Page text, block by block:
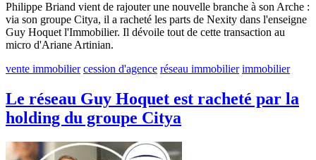
Philippe Briand vient de rajouter une nouvelle branche à son Arche :
via son groupe Citya, il a racheté les parts de Nexity dans l'enseigne
Guy Hoquet l'Immobilier. Il dévoile tout de cette transaction au
micro d'Ariane Artinian.
vente immobilier cession d'agence réseau immobilier immobilier
Le réseau Guy Hoquet est racheté par la
holding du groupe Citya